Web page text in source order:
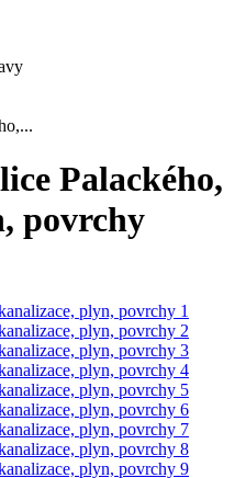
Palackého,
povrchy